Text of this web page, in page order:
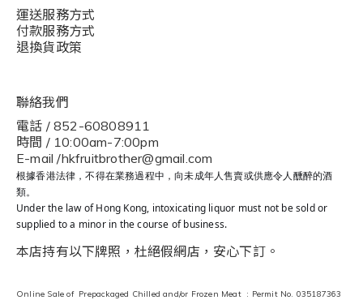
運送服務方式
付款服務方式
退換貨政策
聯絡我們
電話 / 852-60808911
時間 / 10:00am-7:00pm
E-mail /hkfruitbrother@gmail.com
根據香港法律，不得在業務過程中，向未成年人售賣或供應令人醺醉的酒
類。
Under the law of Hong Kong, intoxicating liquor must not be sold or
supplied to a minor in the course of business.
本店持有以下牌照，杜絕假網店，安心下訂。
Online Sale of Prepackaged Chilled and/or Frozen Meat : Permit No. 035187363